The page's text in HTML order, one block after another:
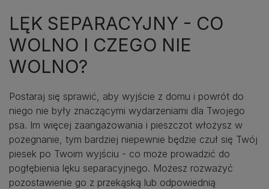
LĘK SEPARACYJNY - CO
WOLNO I CZEGO NIE
WOLNO?
Postaraj się sprawić, aby wyjście z domu i powrót do
niego nie były znaczącymi wydarzeniami dla Twojego
psa. Im więcej zaangażowania i pieszczot włożysz w
pożegnanie, tym bardziej niepewnie będzie czuł się Twój
piesek po Twoim wyjściu - co może prowadzić do
pogłębienia lęku separacyjnego. Możesz rozważyć
pozostawienie go z przekąską lub odpowiednią